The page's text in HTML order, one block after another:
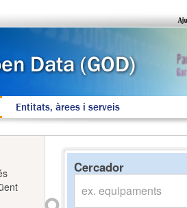
Entitats, àrees i serveis
Cercador